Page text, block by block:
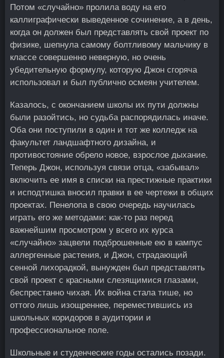
Потом «случайно» пролила воду на его
каллиграфически выведенное сочинение, а в день,
когда он должен был представлять свой проект по
физике, шепнула самому болтливому мальчику в
классе совершенно неверную, но очень
убедительную формулу, которую Джон сгоряча
использовал и был публично осмеян учителем.
Казалось, с окончанием школы их пути должны
были разойтись, но судьба распорядилась иначе.
Оба они поступили в один и тот же колледж на
факультет ландшафтного дизайна, и
противостояние обрело новое, взрослое дыхание.
Теперь Джон, используя связи отца, «забывал»
включить ее имя в списки на престижные практики
и исподтишка вносил правки в ее чертежи в общих
проектах. Пенелопа в свою очередь научилась
играть его же методами: как-то раз перед
важнейшим просмотром у всего их курса
«случайно» зацвели подброшенные ею в кампус
аллергенные растения, и Джон, страдающий
сенной лихорадкой, вынужден был представлять
свой проект с красными слезящимися глазами,
беспрестанно чихая. Их война стала тише, но
оттого лишь изощреннее, переместившись из
школьных коридоров в аудитории и
профессиональное поле.
Школьные и студенческие годы остались позади.